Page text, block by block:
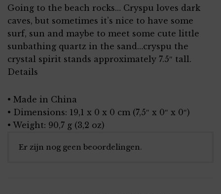
Going to the beach rocks… Cryspu loves dark
caves, but sometimes it’s nice to have some
surf, sun and maybe to meet some cute little
sunbathing quartz in the sand…cryspu the
crystal spirit stands approximately 7.5″ tall.
Details
• Made in China
• Dimensions: 19,1 x 0 x 0 cm (7,5″ x 0″ x 0″)
• Weight: 90,7 g (3,2 oz)
Er zijn nog geen beoordelingen.